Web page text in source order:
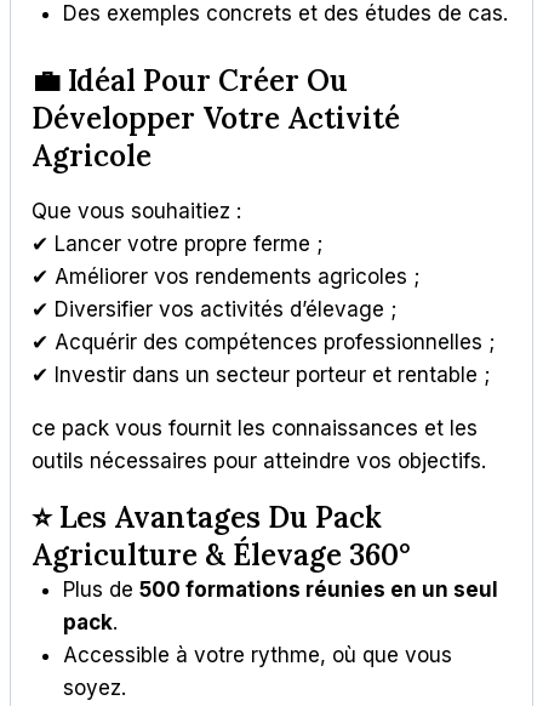
Des exemples concrets et des études de cas.
💼 Idéal Pour Créer Ou
Développer Votre Activité
Agricole
Que vous souhaitiez :
✔ Lancer votre propre ferme ;
✔ Améliorer vos rendements agricoles ;
✔ Diversifier vos activités d’élevage ;
✔ Acquérir des compétences professionnelles ;
✔ Investir dans un secteur porteur et rentable ;
ce pack vous fournit les connaissances et les
outils nécessaires pour atteindre vos objectifs.
⭐ Les Avantages Du Pack
Agriculture & Élevage 360°
Plus de 500 formations réunies en un seul
pack.
Accessible à votre rythme, où que vous
soyez.